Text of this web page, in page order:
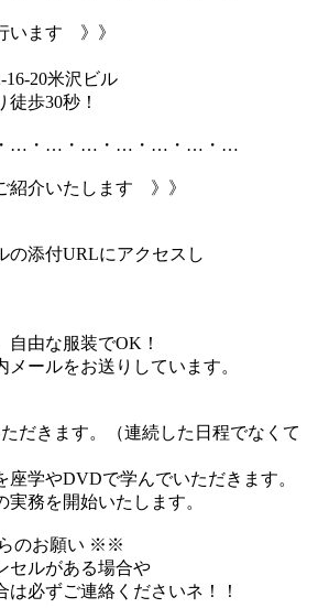
います 》》
20米沢ビル
歩30秒！
…・…・…・…・…・…・…
紹介いたします 》》
の添付URLにアクセスし
由な服装でOK！
ールをお送りしています。
だきます。（連続した日程でなくて
学やDVDで学んでいただきます。
務を開始いたします。
のお願い ※※
セルがある場合や
必ずご連絡くださいネ！！